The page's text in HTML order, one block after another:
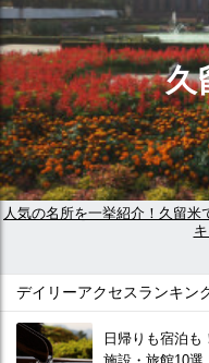
久
人気の名所を一挙紹介！久留
デイリーアクセスランキン
日帰りも宿泊